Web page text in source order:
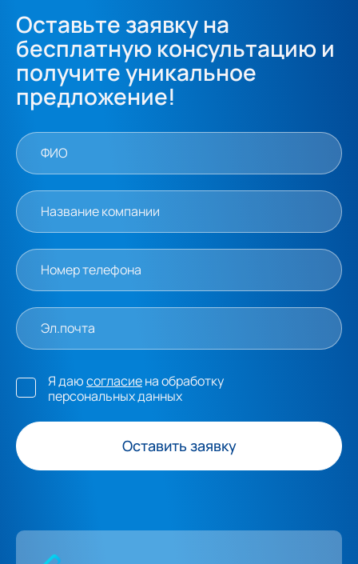
Оставьте заявку на
бесплатную консультацию и
получите уникальное
предложение!
Оставить заявку
Я даюсогласиена обработку
персональных данных